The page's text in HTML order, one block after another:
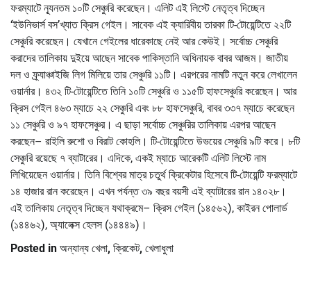
ফরম্যাটে ন্যূনতম ১০টি সেঞ্চুরি করেছেন। এলিট এই লিস্টে নেতৃত্ব দিচ্ছেন
‘ইউনিভার্স বস’খ্যাত ক্রিস গেইল। সাবেক এই ক্যারিবীয় তারকা টি-টোয়েন্টিতে ২২টি
সেঞ্চুরি করেছেন। যেখানে গেইলের ধারেকাছে নেই আর কেউই। সর্বোচ্চ সেঞ্চুরি
করাদের তালিকায় দুইয়ে আছেন সাবেক পাকিস্তানি অধিনায়ক বাবর আজম। জাতীয়
দল ও ফ্র্যাঞ্চাইজি লিগ মিলিয়ে তার সেঞ্চুরি ১১টি। এরপরের নামটি নতুন করে লেখালেন
ওয়ার্নার। ৪৩২ টি-টোয়েন্টিতে তিনি ১০টি সেঞ্চুরি ও ১১৫টি হাফসেঞ্চুরি করেছেন। আর
ক্রিস গেইল ৪৬৩ ম্যাচে ২২ সেঞ্চুরি এবং ৮৮ হাফসেঞ্চুরি, বাবর ৩৩৭ ম্যাচে করেছেন
১১ সেঞ্চুরি ও ৯৭ হাফসেঞ্চুর। এ ছাড়া সর্বোচ্চ সেঞ্চুরির তালিকায় এরপর আছেন
করছেন– রাইলি রুশো ও বিরাট কোহলি। টি-টোয়েন্টিতে উভয়ের সেঞ্চুরি ৯টি করে। ৮টি
সেঞ্চুরি রয়েছে ৭ ব্যাটারের। এদিকে, একই ম্যাচে আরেকটি এলিট লিস্টে নাম
লিখিয়েছেন ওয়ার্নার। তিনি বিশ্বের মাত্র চতুর্থ ক্রিকেটার হিসেবে টি-টোয়েন্টি ফরম্যাটে
১৪ হাজার রান করেছেন। এখন পর্যন্ত ৩৯ বছর বয়সী এই ব্যাটারের রান ১৪০২৮।
এই তালিকায় নেতৃত্ব দিচ্ছেন যথাক্রমে– ক্রিস গেইল (১৪৫৬২), কাইরন পোলার্ড
(১৪৪৬২), অ্যালেক্স হেলস (১৪৪৪৯)।
Posted in অন্যান্য খেলা, ক্রিকেট, খেলাধুলা